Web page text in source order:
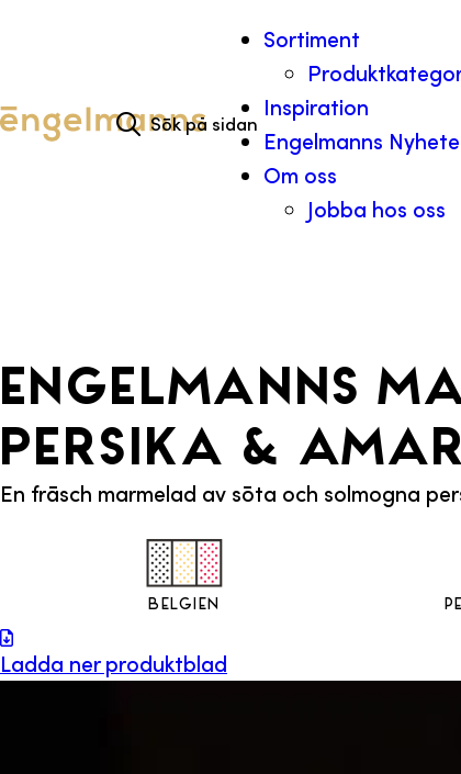
Sortiment
Inspiration
Engelmanns
Om oss
Jobba hos oss
Engelmanns
Persika &
En fräsch marmelad av söta och solmogna
Belgien
Ladda ner produktblad